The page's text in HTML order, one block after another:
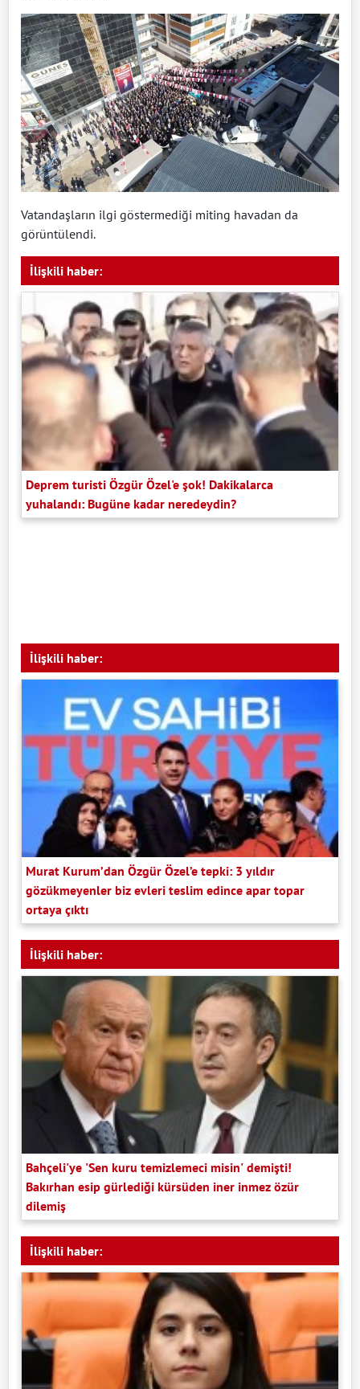
Vatandaşların ilgi göstermediği miting havadan da
görüntülendi.
İlişkili haber:
Deprem turisti Özgür Özel'e şok! Dakikalarca
yuhalandı: Bugüne kadar neredeydin?
İlişkili haber:
Murat Kurum’dan Özgür Özel’e tepki: 3 yıldır
gözükmeyenler biz evleri teslim edince apar topar
ortaya çıktı
İlişkili haber:
Bahçeli'ye 'Sen kuru temizlemeci misin' demişti!
Bakırhan esip gürlediği kürsüden iner inmez özür
dilemiş
İlişkili haber: